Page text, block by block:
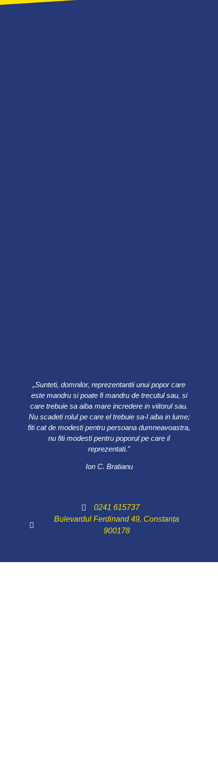
„Sunteti, domnilor, reprezentantii unui popor care
este mandru si poate fi mandru de trecutul sau, si
care trebuie sa aiba mare incredere in viitorul sau.
Nu scadeti rolul pe care el trebuie sa-l aiba in lume;
fiti cat de modesti pentru persoana dumneavoastra,
nu fiti modesti pentru poporul pe care il
reprezentati.”
Ion C. Bratianu
0241 615737
Bulevardul Ferdinand 49, Constanța
900178